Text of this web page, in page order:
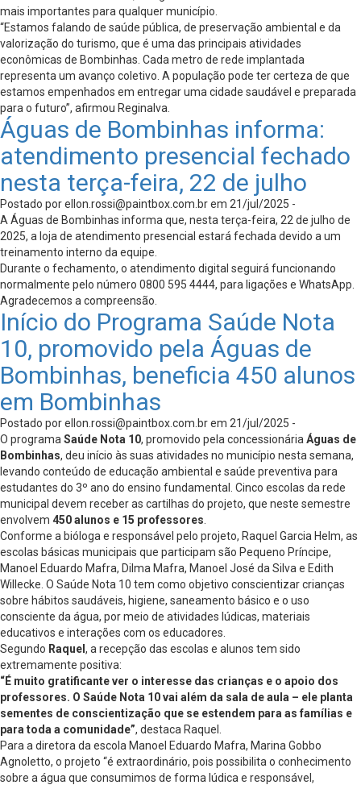
mais importantes para qualquer município.
“Estamos falando de saúde pública, de preservação ambiental e da
valorização do turismo, que é uma das principais atividades
econômicas de Bombinhas. Cada metro de rede implantada
representa um avanço coletivo. A população pode ter certeza de que
estamos empenhados em entregar uma cidade saudável e preparada
para o futuro”, afirmou Reginalva.
Águas de Bombinhas informa:
atendimento presencial fechado
nesta terça-feira, 22 de julho
Postado porellon.rossi@paintbox.com.brem 21/jul/2025 -
A Águas de Bombinhas informa que, nesta terça-feira, 22 de julho de
2025, a loja de atendimento presencial estará fechada devido a um
treinamento interno da equipe.
Durante o fechamento, o atendimento digital seguirá funcionando
normalmente pelo número 0800 595 4444, para ligações e WhatsApp.
Agradecemos a compreensão.
Início do Programa Saúde Nota
10, promovido pela Águas de
Bombinhas, beneficia 450 alunos
em Bombinhas
Postado porellon.rossi@paintbox.com.brem 21/jul/2025 -
O programa Saúde Nota 10, promovido pela concessionária Águas de
Bombinhas, deu início às suas atividades no município nesta semana,
levando conteúdo de educação ambiental e saúde preventiva para
estudantes do 3º ano do ensino fundamental. Cinco escolas da rede
municipal devem receber as cartilhas do projeto, que neste semestre
envolvem 450 alunos e 15 professores
Conforme a bióloga e responsável pelo projeto, Raquel Garcia Helm, as
escolas básicas municipais que participam são Pequeno Príncipe,
Manoel Eduardo Mafra, Dilma Mafra, Manoel José da Silva e Edith
Willecke. O Saúde Nota 10 tem como objetivo conscientizar crianças
sobre hábitos saudáveis, higiene, saneamento básico e o uso
consciente da água, por meio de atividades lúdicas, materiais
educativos e interações com os educadores.
Segundo Raquel , a recepção das escolas e alunos tem sido
extremamente positiva:
“É muito gratificante ver o interesse das crianças e o apoio dos
professores. O Saúde Nota 10 vai além da sala de aula – ele planta
sementes de conscientização que se estendem para as famílias e
para toda a comunidade”, destaca Raquel.
Para a diretora da escola Manoel Eduardo Mafra, Marina Gobbo
Agnoletto, o projeto “é extraordinário, pois possibilita o conhecimento
sobre a água que consumimos de forma lúdica e responsável,